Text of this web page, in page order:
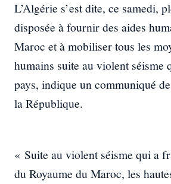
L’Algérie s’est dite, ce samedi,
disposée à fournir des aides
Maroc et à mobiliser tous les
humains suite au violent séisme
pays, indique un communiqué
la République.
« Suite au violent séisme qui a
du Royaume du Maroc, les